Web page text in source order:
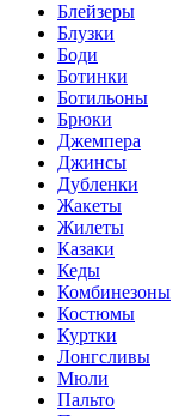
Блейзеры
Блузки
Боди
Ботинки
Ботильоны
Брюки
Джемпера
Джинсы
Дубленки
Жакеты
Жилеты
Казаки
Кеды
Комбинезоны
Костюмы
Куртки
Лонгсливы
Мюли
Пальто